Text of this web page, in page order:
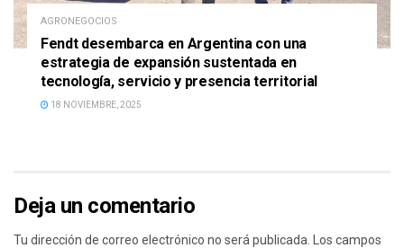
AGRONEGOCIOS
Fendt desembarca en Argentina con una
estrategia de expansión sustentada en
tecnología, servicio y presencia territorial
18 NOVIEMBRE, 2025
Deja un comentario
Tu dirección de correo electrónico no será publicada. Los campos